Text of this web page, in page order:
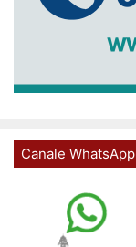
Canale WhatsApp